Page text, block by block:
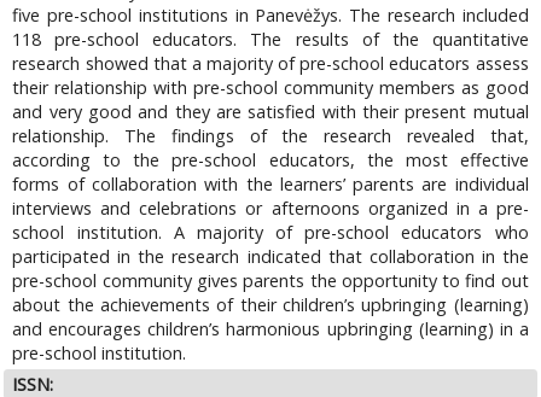
five pre-school institutions in Panevėžys. The research included
118 pre-school educators. The results of the quantitative
research showed that a majority of pre-school educators assess
their relationship with pre-school community members as good
and very good and they are satisfied with their present mutual
relationship. The findings of the research revealed that,
according to the pre-school educators, the most effective
forms of collaboration with the learners’ parents are individual
interviews and celebrations or afternoons organized in a pre-
school institution. A majority of pre-school educators who
participated in the research indicated that collaboration in the
pre-school community gives parents the opportunity to find out
about the achievements of their children’s upbringing (learning)
and encourages children’s harmonious upbringing (learning) in a
pre-school institution.
ISSN: